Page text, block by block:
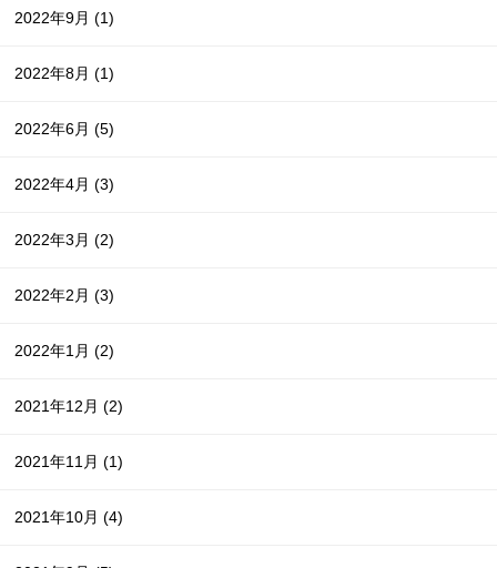
2022年9月(1)
2022年8月(1)
2022年6月(5)
2022年4月(3)
2022年3月(2)
2022年2月(3)
2022年1月(2)
2021年12月(2)
2021年11月(1)
2021年10月(4)